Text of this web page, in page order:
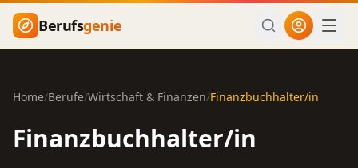
Zum Hauptinhalt springen
Berufsgenie
Home/Berufe/Wirtschaft & Finanzen/Finanzbuchhalter/in
Finanzbuchhalter/in